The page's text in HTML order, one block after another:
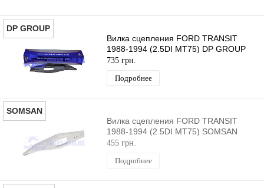
DP GROUP
Вилка сцепления FORD TRANSIT
1988-1994 (2.5DI MT75) DP GROUP
735 грн.
Подробнее
SOMSAN
Вилка сцепления FORD TRANSIT
1988-1994 (2.5DI MT75) SOMSAN
455 грн.
Подробнее